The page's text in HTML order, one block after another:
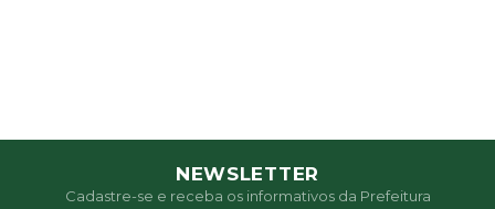
NEWSLETTER
Cadastre-se e receba os informativos da Prefeitura